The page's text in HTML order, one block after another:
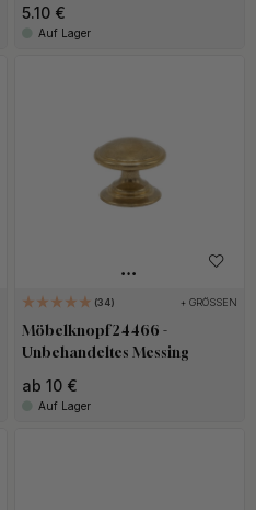
5.10 €
Auf Lager
34 + GRÖSSEN
Möbelknopf 24466 -
Unbehandeltes Messing
ab 10 €
Auf Lager